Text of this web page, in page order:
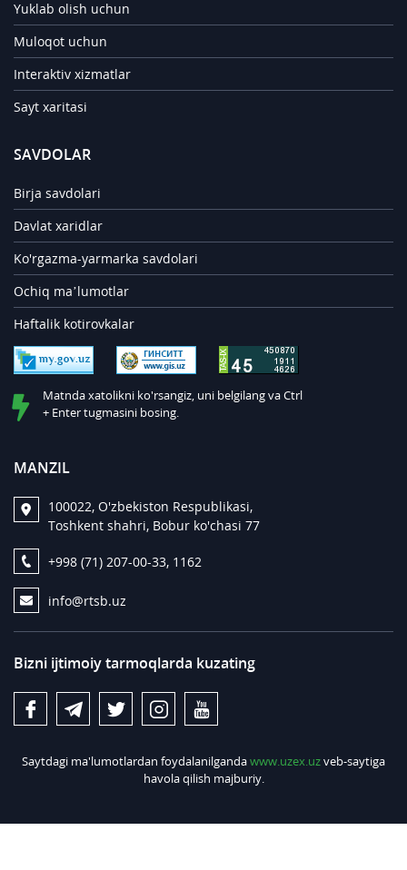
Yuklab olish uchun
Muloqot uchun
Interaktiv xizmatlar
Sayt xaritasi
SAVDOLAR
Birja savdolari
Davlat xaridlar
Ko'rgazma-yarmarka savdolari
Ochiq ma’lumotlar
Haftalik kotirovkalar
Matnda xatolikni ko'rsangiz, uni belgilang va Ctrl
+ Enter tugmasini bosing.
MANZIL
100022, O'zbekiston Respublikasi,
Toshkent shahri, Bobur ko'chasi 77
+998 (71) 207-00-33, 1162
info@rtsb.uz
Bizni ijtimoiy tarmoqlarda kuzating
Saytdagi ma'lumotlardan foydalanilgandawww.uzex.uzveb-saytiga
havola qilish majburiy.